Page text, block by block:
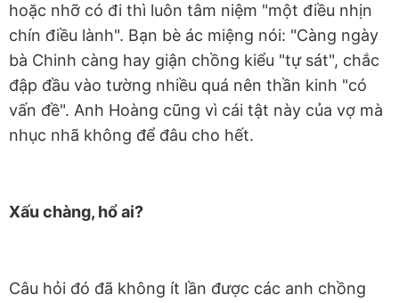
hoặc nhỡ có đi thì luôn tâm niệm "một điều nhịn
chín điều lành". Bạn bè ác miệng nói: "Càng ngày
bà Chinh càng hay giận chồng kiểu "tự sát", chắc
đập đầu vào tường nhiều quá nên thần kinh "có
vấn đề". Anh Hoàng cũng vì cái tật này của vợ mà
nhục nhã không để đâu cho hết.
Xấu chàng, hổ ai?
Câu hỏi đó đã không ít lần được các anh chồng